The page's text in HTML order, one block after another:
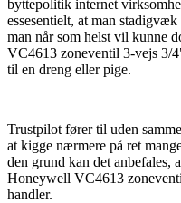
byttepolitik internet
essesentielt, at man
man når som helst vil kunne
VC4613 zoneventil 3-vejs 3/
til en dreng eller pige.
Trustpilot fører til uden
at kigge nærmere på ret
den grund kan det anbefales,
Honeywell VC4613
handler.